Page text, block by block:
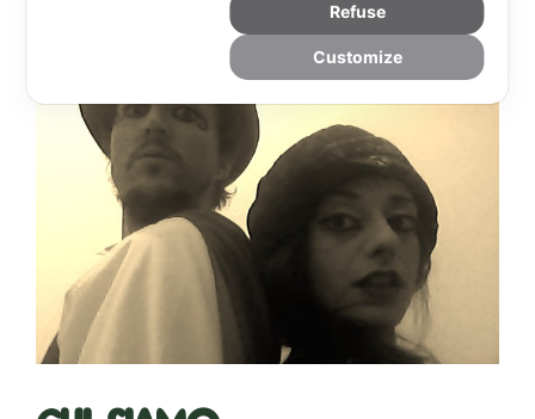
Refuse
Customize